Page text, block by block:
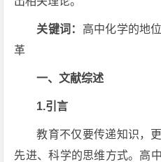
关键词： 高中化学的地
革
一、文献综述
1.引言
教育不仅要传递知识，
先进、科学的思维方式。高